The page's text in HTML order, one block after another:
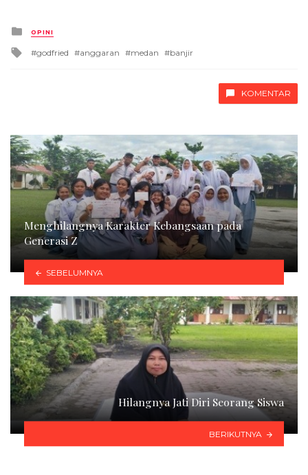
Posted
in
OPINI
Tagged
godfried anggaran medan banjir
KOMENTAR
Menghilangnya Karakter Kebangsaan pada
Generasi Z
SEBELUMNYA
Hilangnya Jati Diri Seorang Siswa
BERIKUTNYA